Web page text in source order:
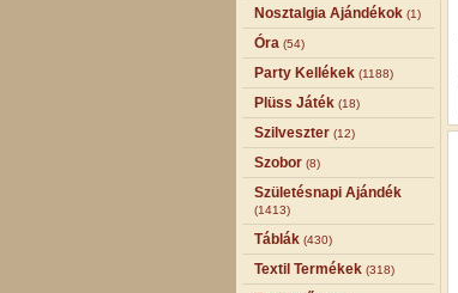
Nosztalgia Ajándékok (1)
Óra (54)
Party Kellékek (1188)
Plüss Játék (18)
Szilveszter (12)
Szobor (8)
Születésnapi Ajándék
(1413)
Táblák (430)
Textil Termékek (318)